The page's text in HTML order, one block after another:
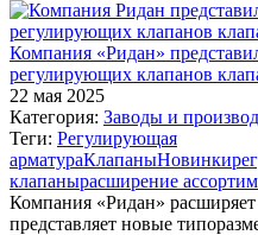
Компания «Ридан»
регулирующих клапанов
22 мая 2025
Категория: Заводы и
Теги: Регулирующая
арматураКлапаныНовинки
клапанырасширение
Компания «Ридан»
представляет новые